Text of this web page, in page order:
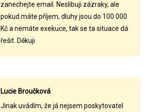
zanechejte email. Neslibuji zázraky, ale
pokud máte příjem, dluhy jsou do 100 000
Kč a nemáte exekuce, tak se ta situace dá
řešit. Děkuji
Lucie Broučková
Jinak uvádím, že já nejsem poskytovatel